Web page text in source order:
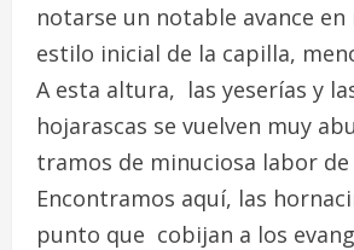
notarse un notable avance en
estilo inicial de la capilla,
A esta altura, las yeserías y
hojarascas se vuelven muy
tramos de minuciosa labor
Encontramos aquí, las
punto que cobijan a los